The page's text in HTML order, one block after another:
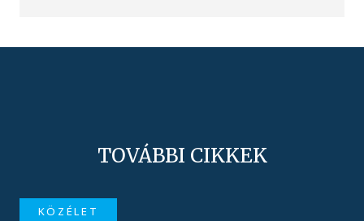
TOVÁBBI CIKKEK
KÖZÉLET